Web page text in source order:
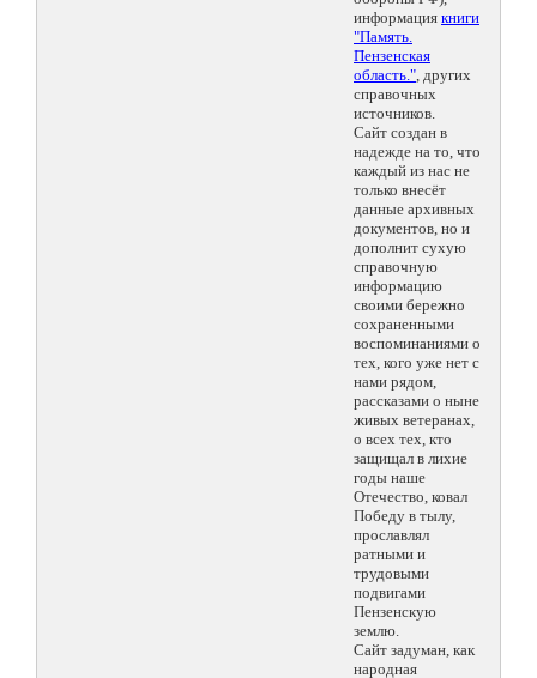
информация книги
"Память.
Пензенская
область.", других
справочных
источников.
Сайт создан в
надежде на то, что
каждый из нас не
только внесёт
данные архивных
документов, но и
дополнит сухую
справочную
информацию
своими бережно
сохраненными
воспоминаниями о
тех, кого уже нет с
нами рядом,
рассказами о ныне
живых ветеранах,
о всех тех, кто
защищал в лихие
годы наше
Отечество, ковал
Победу в тылу,
прославлял
ратными и
трудовыми
подвигами
Пензенскую
землю.
Сайт задуман, как
народная